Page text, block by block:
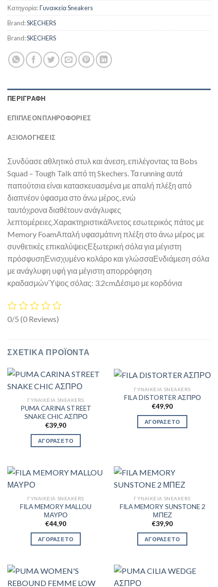
Κατηγορία:Γυναικεία Sneakers
Brand:SKECHERS
Brand:SKECHERS
ΠΕΡΙΓΡΑΦΉ
ΕΠΙΠΛΈΟΝ ΠΛΗΡΟΦΟΡΊΕΣ
ΑΞΙΟΛΟΓΗΣΕΙΣ
Συνδύασε αθλητικό στυλ και άνεση, επιλέγοντας τα Bobs
Squad – Tough Talk από τη Skechers. Τα running αυτά
παπούτσια είναι κατασκευασμένα με απαλή πλέξη από
διαπνέον ύφασμα στο άνω μέρος, ενώ
ταυτόχρονα διαθέτουν ανάγλυφες
λεπτομέρειες.ΧαρακτηριστικάΆνετος εσωτερικός πάτος με
Memory FoamΑπαλή υφασμάτινη πλέξη στο άνω μέρος με
συνθετικές επικαλύψειςΕξωτερική σόλα για μέγιστη
πρόσφυσηΕνισχυμένο κολάρο και γλώσσαΕνδιάμεση σόλα
με ανάγλυφη υφή για μέγιστη απορρόφηση
κραδασμώνΎψος σόλας: 3.2cmΔέσιμο με κορδόνια
0/5 (0 Reviews)
ΣΧΕΤΙΚΆ ΠΡΟΪΌΝΤΑ
ΓΥΝΑΙΚΕΊΑ SNEAKERS
PUMA CARINA STREET
SNAKE CHIC ΑΣΠΡΟ
€39,90
ΑΓΟΡΑΣΕ ΤΟ
ΓΥΝΑΙΚΕΊΑ SNEAKERS
FILA DISTORTER ΑΣΠΡΟ
€49,90
ΑΓΟΡΑΣΕ ΤΟ
ΓΥΝΑΙΚΕΊΑ SNEAKERS
FILA MEMORY MALLOU
ΜΑΥΡΟ
€44,90
ΑΓΟΡΑΣΕ ΤΟ
ΓΥΝΑΙΚΕΊΑ SNEAKERS
FILA MEMORY SUNSTONE 2
ΜΠΕΖ
€39,90
ΑΓΟΡΑΣΕ ΤΟ